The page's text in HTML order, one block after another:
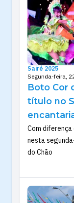
Sairé 2025
Segunda-feira,
Boto Cor
título no
Com
nesta
do Chão